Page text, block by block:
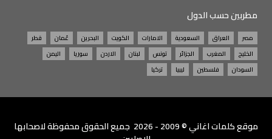
مطربين حسب الدول
مصر العراق السعودية الامارات الكويت البحرين عُمان
قطر
الخليج
المغرب الجزائر تونس لبنان الاردن سوريا
اليمن
السودان
فلسطين ليبيا تركيا
موقعكلمات اغاني
© 2009 - 2026 جميع الحقوق محفوظة لاصحابها